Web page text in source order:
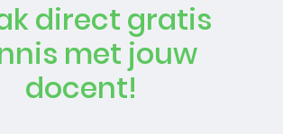
direct gratis
met jouw
docent!